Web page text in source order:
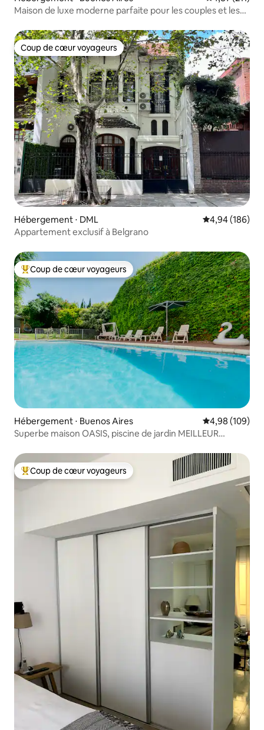
Maison de luxe moderne parfaite pour les couples et les
Coup de cœur voyageurs
Coup de cœur voyageurs
Hébergement ⋅ DML Évaluation
4,94 (186)
Appartement exclusif à Belgrano
Coups de cœur voyageurs les plus appréciés
Coup de cœur voyageurs
Hébergement ⋅ Buenos Aires Évaluation
4,98 (109)
Superbe maison OASIS, piscine de jardin MEILLEUR
Coups de cœur voyageurs les plus appréciés
Coup de cœur voyageurs